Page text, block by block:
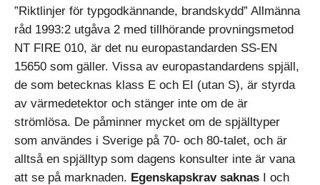
”Riktlinjer för typgodkännande, brandskydd” Allmänna
råd 1993:2 utgåva 2 med tillhörande provningsmetod
NT FIRE 010, är det nu europastandarden SS-EN
15650 som gäller. Vissa av europastandardens spjäll,
de som betecknas klass E och EI (utan S), är styrda
av värmedetektor och stänger inte om de är
strömlösa. De påminner mycket om de spjälltyper
som användes i Sverige på 70- och 80-talet, och är
alltså en spjälltyp som dagens konsulter inte är vana
att se på marknaden. Egenskapskrav saknas I och